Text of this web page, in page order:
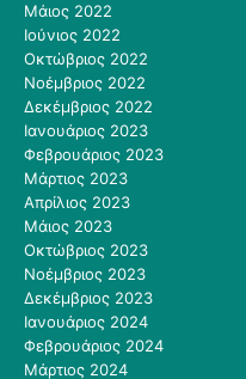
Μάιος 2022
Ιούνιος 2022
Οκτώβριος 2022
Νοέμβριος 2022
Δεκέμβριος 2022
Ιανουάριος 2023
Φεβρουάριος 2023
Μάρτιος 2023
Απρίλιος 2023
Μάιος 2023
Οκτώβριος 2023
Νοέμβριος 2023
Δεκέμβριος 2023
Ιανουάριος 2024
Φεβρουάριος 2024
Μάρτιος 2024